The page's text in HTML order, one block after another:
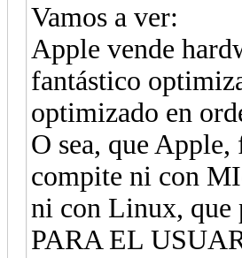
Vamos a ver:
Apple vende
fantástico
optimizado en
O sea, que Apple,
compite ni con
ni con Linux, que
PARA EL